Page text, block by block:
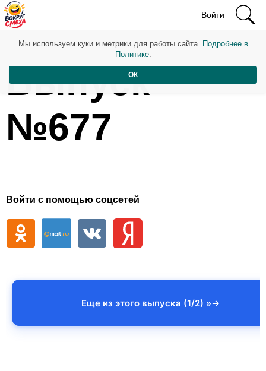
Войти
Выпуск
№677
Войти с помощью соцсетей
Еще из этого выпуска (1/2) »
Мы используем куки и метрики для работы сайта. Подробнее в
Политике.
ОК